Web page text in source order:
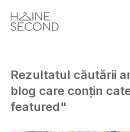
Rezultatul căutării
blog care conțin
featured"